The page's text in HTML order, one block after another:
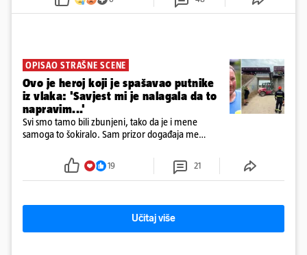
prve snimke s mjesta sudara
OPISAO STRAŠNE SCENE
Ovo je heroj koji je spašavao putnike
iz vlaka: 'Savjest mi je nalagala da to
napravim...'
Svi smo tamo bili zbunjeni, tako da je i mene
samoga to šokiralo. Sam prizor događaja me
19 21
Učitaj više